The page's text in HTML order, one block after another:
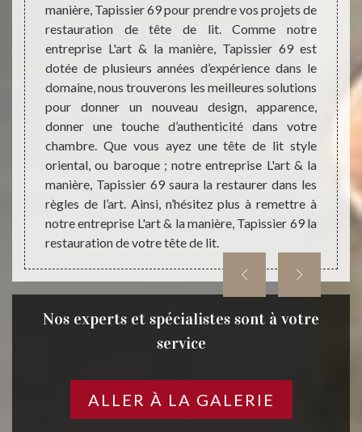
votre
de
de
une
&
une
la
de lit
manière, Tapissier 69 pour prendre vos projets de
restauration de tête de lit. Comme notre
entreprise L'art & la manière, Tapissier 69 est
dotée de plusieurs années d’expérience dans le
domaine, nous trouverons les meilleures solutions
pour donner un nouveau design, apparence,
donner une touche d’authenticité dans votre
chambre. Que vous ayez une tête de lit style
oriental, ou baroque ; notre entreprise L'art & la
manière, Tapissier 69 saura la restaurer dans les
règles de l’art. Ainsi, n’hésitez plus à remettre à
notre entreprise L'art & la manière, Tapissier 69 la
restauration de votre tête de lit.
suivi
sont
tête
Nos experts et spécialistes sont à votre
service
ALLER À LA GALERIE